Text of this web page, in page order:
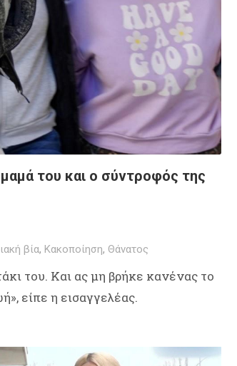
του και ο σύντροφός της
βία, Κακοποίηση, Θάνατος
του. Και ας μη βρήκε κανένας το
είπε η εισαγγελέας.